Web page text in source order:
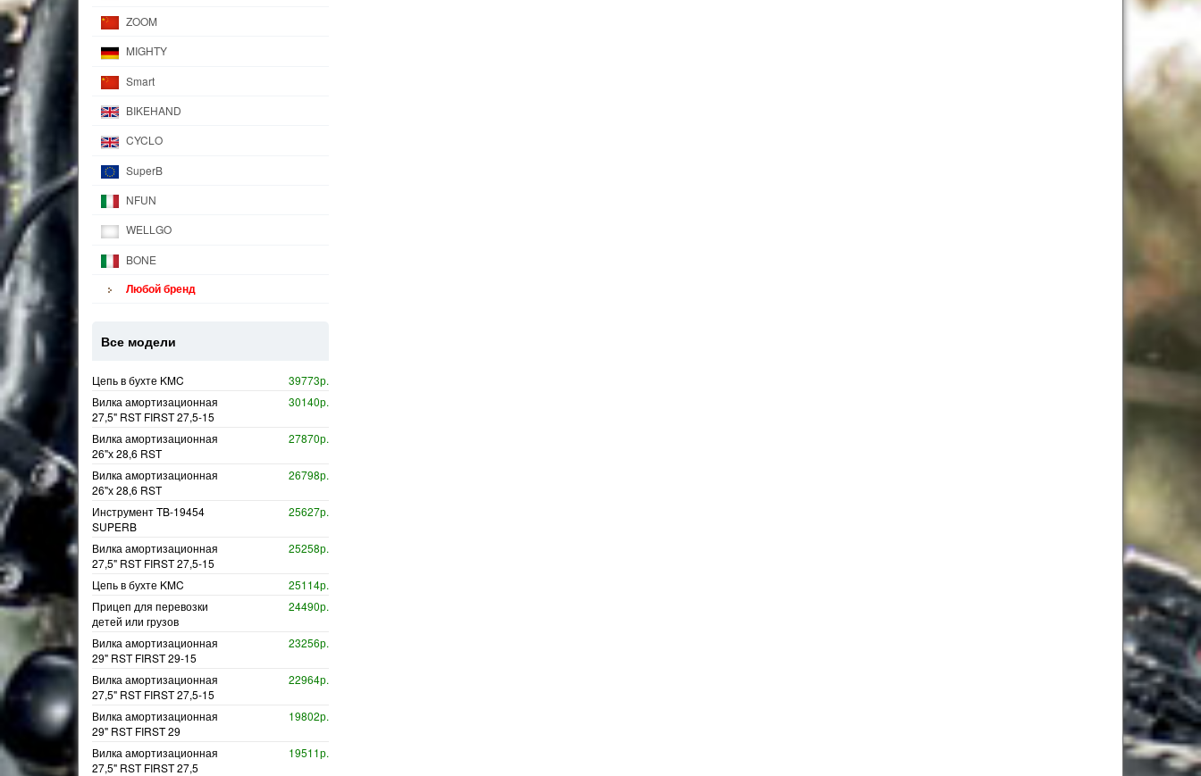
ZOOM
MIGHTY
Smart
BIKEHAND
CYCLO
SuperB
NFUN
WELLGO
BONE
Любой бренд
Все модели
Цепь в бухте KMC
39773р.
Вилка амортизационная
27,5" RST FIRST 27,5-15
30140р.
Вилка амортизационная
26"х 28,6 RST
27870р.
Вилка амортизационная
26"х 28,6 RST
26798р.
Инструмент TB-19454
SUPERB
25627р.
Вилка амортизационная
27,5" RST FIRST 27,5-15
25258р.
Цепь в бухте KMC
25114р.
Прицеп для перевозки
детей или грузов
24490р.
Вилка амортизационная
29" RST FIRST 29-15
23256р.
Вилка амортизационная
27,5" RST FIRST 27,5-15
22964р.
Вилка амортизационная
29" RST FIRST 29
19802р.
Вилка амортизационная
27,5" RST FIRST 27,5
19511р.